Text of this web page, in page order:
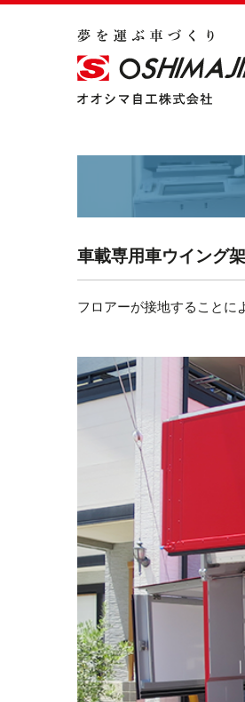
車載専用車ウイング
フロアーが接地することに